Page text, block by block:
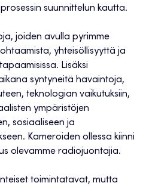
suunnittelun kautta.
joiden avulla pyrimme
yhteisöllisyyttä ja
Lisäksi
syntyneitä havaintoja,
teknologian vaikutuksiin,
ympäristöjen
sosiaaliseen ja
Kameroiden ollessa kiinni
olevamme radiojuontajia.
toimintatavat, mutta